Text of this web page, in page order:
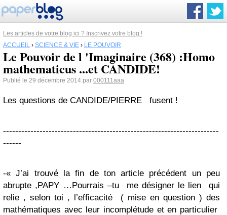
Les articles de votre blog ici ? Inscrivez votre blog !
ACCUEIL › SCIENCE & VIE › LE POUVOIR
Le Pouvoir de l 'Imaginaire (368) :Homo
mathematicus ...et CANDIDE!
Publié le 29 décembre 2014 par 000111aaa
Les questions de CANDIDE/PIERRE fusent !
-----------------------------------------------------------------------
------
-« J’ai trouvé la fin de ton article précédent un peu
abrupte ,PAPY …Pourrais –tu me désigner le lien qui
relie , selon toi , l’efficacité ( mise en question ) des
mathématiques avec leur incomplétude et en particulier